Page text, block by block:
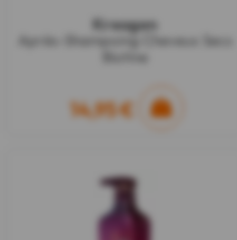
Kreogen
Après-Shampoing Cheveux Secs
14,95 €